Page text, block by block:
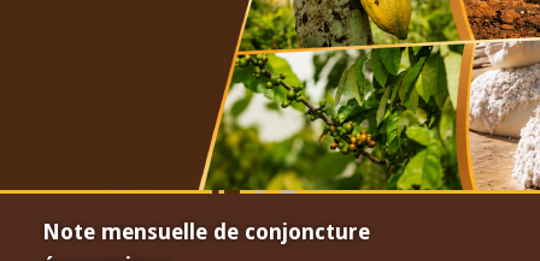
Note mensuelle de conjoncture